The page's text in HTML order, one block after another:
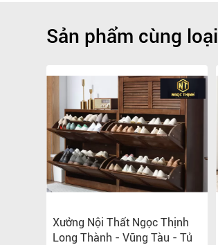
Sản phẩm cùng loại
Xưởng Nội Thất Ngọc Thịnh
Long Thành - Vũng Tàu - Tủ